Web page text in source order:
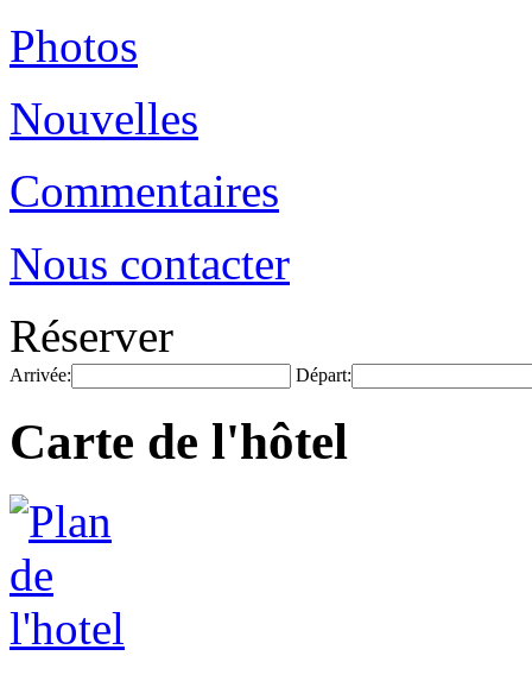
Photos
Nouvelles
Commentaires
Nous contacter
Réserver
Arrivée: Départ:
Carte de l'hôtel